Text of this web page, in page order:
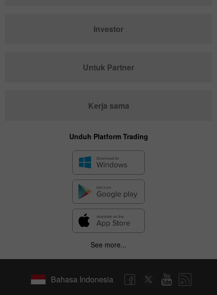
Investor
Untuk Partner
Kerja sama
Unduh Platform Trading
See more...
Bahasa Indonesia